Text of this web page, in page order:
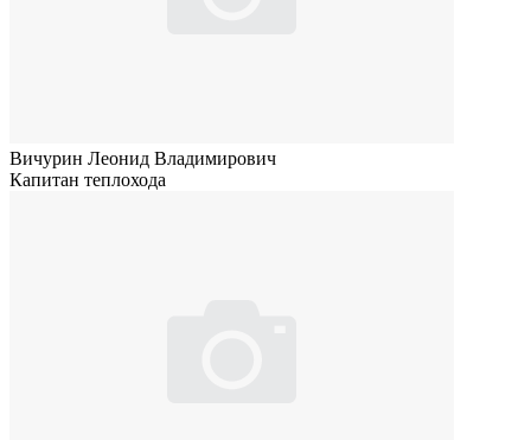
Вичурин Леонид Владимирович
Капитан теплохода